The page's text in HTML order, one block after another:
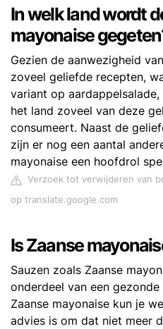
In welk land wordt
mayonaise
Gezien de aanwezigheid
zoveel geliefde recepten,
variant op
het land zoveel van deze
consumeert. Naast de
zijn er nog een aantal
mayonaise een hoofdrol
Verzoek tot verwijderen van
op translate.google.com
Is Zaanse
Sauzen zoals Zaanse
onderdeel van een
Zaanse mayonaise kun je
advies is om dat niet meer